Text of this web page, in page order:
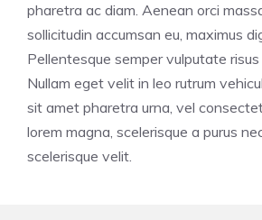
pharetra ac diam. Aenean orci
sollicitudin accumsan eu, maximus
Pellentesque semper vulputate
Nullam eget velit in leo rutrum
sit amet pharetra urna, vel
lorem magna, scelerisque a purus
scelerisque velit.